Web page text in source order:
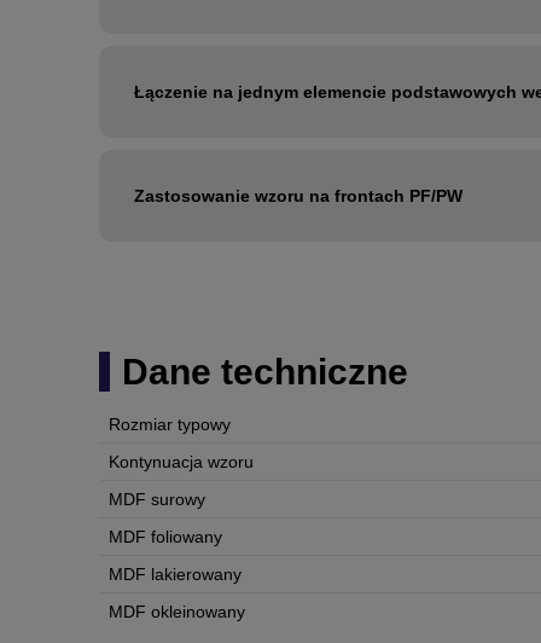
Łączenie na jednym elemencie podstawowych
Zastosowanie wzoru na frontach PF/PW
Dane techniczne
Rozmiar typowy
Kontynuacja wzoru
MDF surowy
MDF foliowany
MDF lakierowany
MDF okleinowany